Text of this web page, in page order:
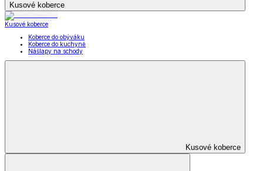
Kusové koberce
Kusové koberce
Koberce do obýváku
Koberce do kuchyně
Nášlapy na schody
Kusové koberce